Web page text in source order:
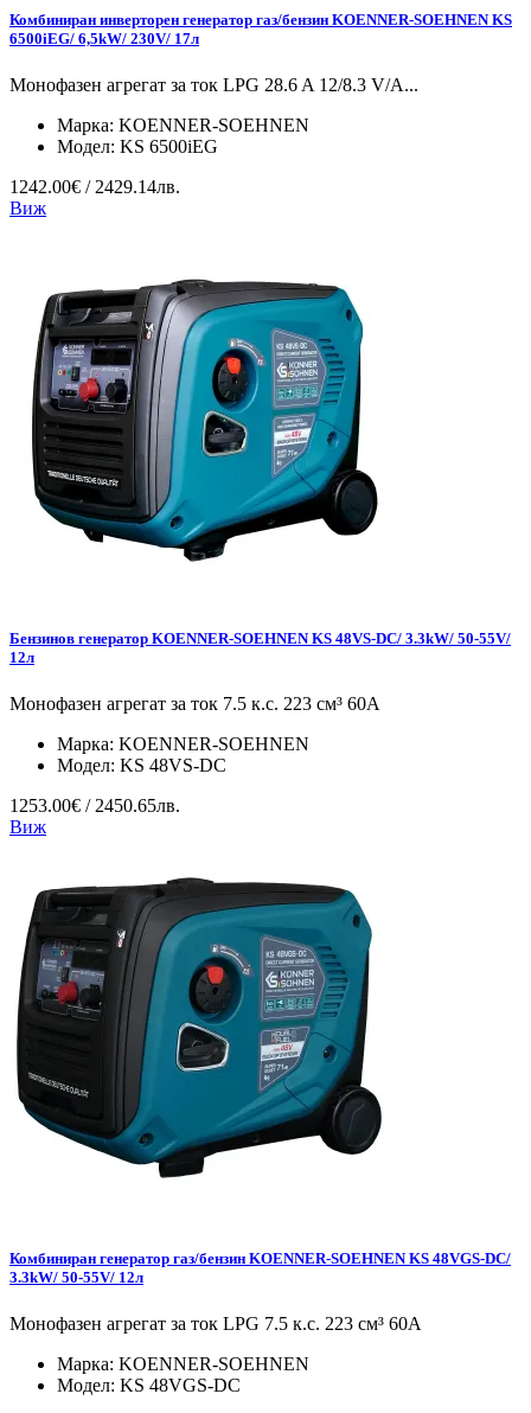
Комбиниран инверторен генератор газ/бензин KOENNER-SOEHNEN KS
6500iEG/ 6,5kW/ 230V/ 17л
Монофазен агрегат за ток LPG 28.6 A 12/8.3 V/А...
Марка: KOENNER-SOEHNEN
Модел: KS 6500iEG
1242.00€ / 2429.14лв.
Виж
Бензинов генератор KOENNER-SOEHNEN KS 48VS-DC/ 3.3kW/ 50-55V/
12л
Монофазен агрегат за ток 7.5 к.с. 223 см³ 60А
Марка: KOENNER-SOEHNEN
Модел: KS 48VS-DC
1253.00€ / 2450.65лв.
Виж
Комбиниран генератор газ/бензин KOENNER-SOEHNEN KS 48VGS-DC/
3.3kW/ 50-55V/ 12л
Монофазен агрегат за ток LPG 7.5 к.с. 223 см³ 60А
Марка: KOENNER-SOEHNEN
Модел: KS 48VGS-DC